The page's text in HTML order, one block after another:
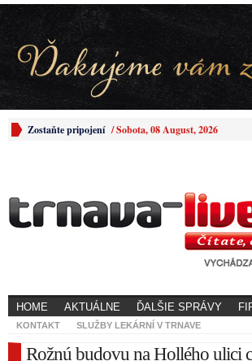
Zostaňte pripojení /Sobota, 08 August, 2026
HOME AKTUÁLNE ĎALŠIE SPRÁVY
KONTAKT SLUŽBY LEKÁRNÍ V TRNAVE
Rožnú budovu na Hollého ulici